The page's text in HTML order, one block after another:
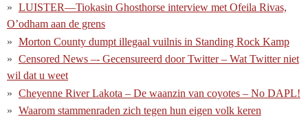
LUISTER—Tiokasin Ghosthorse interview met Ofeila Rivas,
O’odham aan de grens
Morton County dumpt illegaal vuilnis in Standing Rock Kamp
Censored News –- Gecensureerd door Twitter – Wat Twitter niet
wil dat u weet
Cheyenne River Lakota – De waanzin van coyotes – No DAPL!
Waarom stammenraden zich tegen hun eigen volk keren